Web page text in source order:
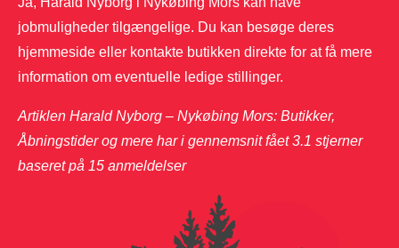
jobmuligheder tilgængelige. Du kan besøge deres
hjemmeside eller kontakte butikken direkte for at få mere
information om eventuelle ledige stillinger.
Artiklen Harald Nyborg – Nykøbing Mors: Butikker,
Åbningstider og mere har i gennemsnit fået3.1 stjerner
baseret på 15 anmeldelser